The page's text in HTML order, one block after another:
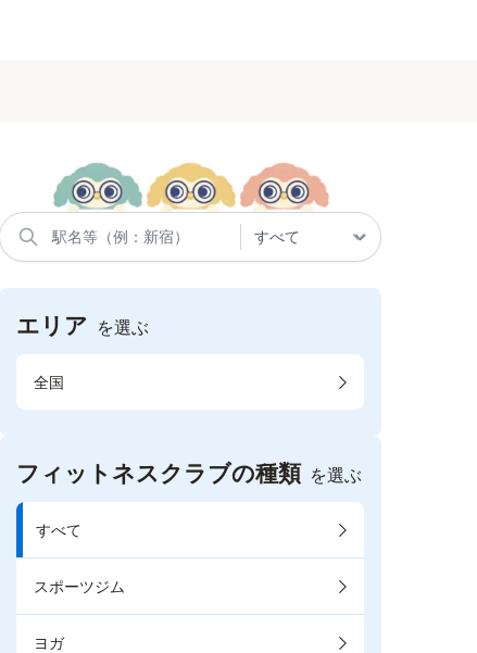
エリア を選ぶ
全国
フィットネスクラブの種類 を選ぶ
すべて
スポーツジム
ヨガ